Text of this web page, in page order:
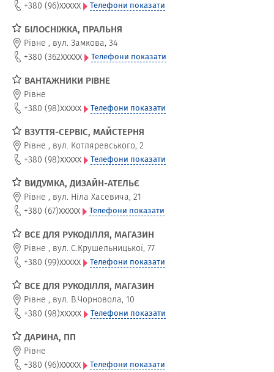
+380 (96)xxxxx Телефони показати
БІЛОСНІЖКА, ПРАЛЬНЯ
Рівне , вул. Замкова, 34
+380 (362xxxxx Телефони показати
ВАНТАЖНИКИ РІВНЕ
Рівне
+380 (98)xxxxx Телефони показати
ВЗУТТЯ-СЕРВІС, МАЙСТЕРНЯ
Рівне , вул. Котляревського, 2
+380 (98)xxxxx Телефони показати
ВИДУМКА, ДИЗАЙН-АТЕЛЬЄ
Рівне , вул. Ніла Хасевича, 21
+380 (67)xxxxx Телефони показати
ВСЕ ДЛЯ РУКОДІЛЛЯ, МАГАЗИН
Рівне , вул. С.Крушельницької, 77
+380 (99)xxxxx Телефони показати
ВСЕ ДЛЯ РУКОДІЛЛЯ, МАГАЗИН
Рівне , вул. В.Чорновола, 10
+380 (98)xxxxx Телефони показати
ДАРИНА, ПП
Рівне
+380 (96)xxxxx Телефони показати